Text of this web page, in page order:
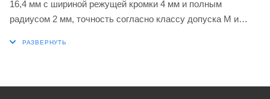
16,4 мм с шириной режущей кромки 4 мм и полным
радиусом 2 мм, точность согласно классу допуска M и